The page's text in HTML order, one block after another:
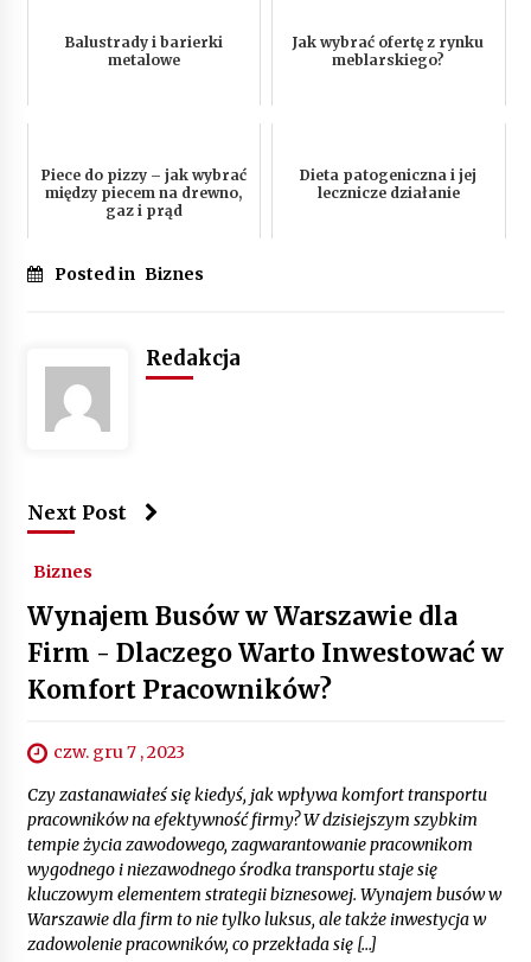
Balustrady i barierki
metalowe
Jak wybrać ofertę z rynku
meblarskiego?
Piece do pizzy – jak wybrać
między piecem na drewno,
gaz i prąd
Dieta patogeniczna i jej
lecznicze działanie
Posted in Biznes
Redakcja
Next Post
Biznes
Wynajem Busów w Warszawie dla
Firm - Dlaczego Warto Inwestować w
Komfort Pracowników?
czw. gru 7 , 2023
Czy zastanawiałeś się kiedyś, jak wpływa komfort transportu
pracowników na efektywność firmy? W dzisiejszym szybkim
tempie życia zawodowego, zagwarantowanie pracownikom
wygodnego i niezawodnego środka transportu staje się
kluczowym elementem strategii biznesowej. Wynajem busów w
Warszawie dla firm to nie tylko luksus, ale także inwestycja w
zadowolenie pracowników, co przekłada się […]